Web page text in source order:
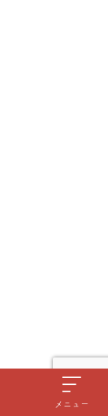
メニュー